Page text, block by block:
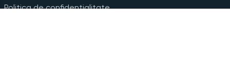
Politica de confidențialitate